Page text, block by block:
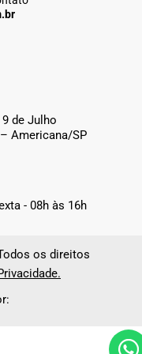
de Julho
Americana/SP
- 08h às 16h
os direitos